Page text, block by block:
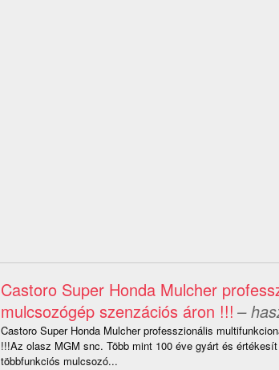
Castoro Super Honda Mulcher
mulcsozógép szenzációs áron !!! –
Castoro Super Honda Mulcher professzionális
!!!Az olasz MGM snc. Több mint 100 éve gyárt és
többfunkciós mulcsozó...